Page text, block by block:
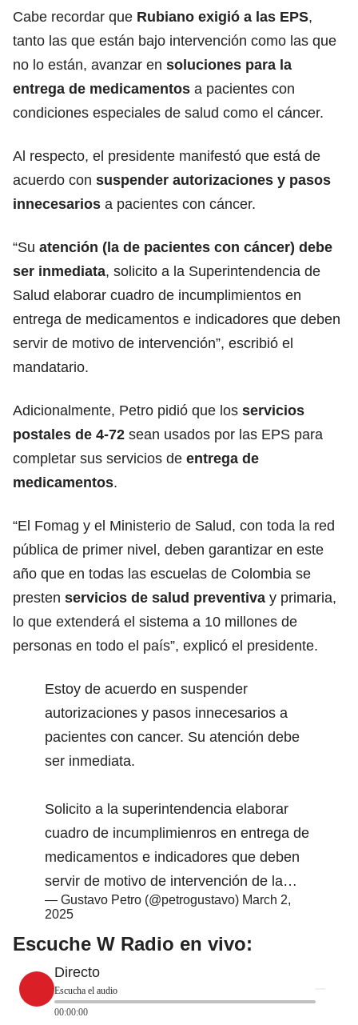
Cabe recordar que Rubiano exigió a las EPS,
tanto las que están bajo intervención como las que
no lo están, avanzar en soluciones para la
entrega de medicamentos a pacientes con
condiciones especiales de salud como el cáncer.
Al respecto, el presidente manifestó que está de
acuerdo con suspender autorizaciones y pasos
innecesarios a pacientes con cáncer.
“Su atención (la de pacientes con cáncer) debe
ser inmediata, solicito a la Superintendencia de
Salud elaborar cuadro de incumplimientos en
entrega de medicamentos e indicadores que deben
servir de motivo de intervención”, escribió el
mandatario.
Adicionalmente, Petro pidió que los servicios
postales de 4-72 sean usados por las EPS para
completar sus servicios de entrega de
medicamentos.
“El Fomag y el Ministerio de Salud, con toda la red
pública de primer nivel, deben garantizar en este
año que en todas las escuelas de Colombia se
presten servicios de salud preventiva y primaria,
lo que extenderá el sistema a 10 millones de
personas en todo el país”, explicó el presidente.
Estoy de acuerdo en suspender
autorizaciones y pasos innecesarios a
pacientes con cancer. Su atención debe
ser inmediata.
Solicito a la superintendencia elaborar
cuadro de incumplimienros en entrega de
medicamentos e indicadores que deben
servir de motivo de intervención de la…
— Gustavo Petro (@petrogustavo) March 2,
2025
Escuche W Radio en vivo:
Directo
Escucha el audio
00:00:00